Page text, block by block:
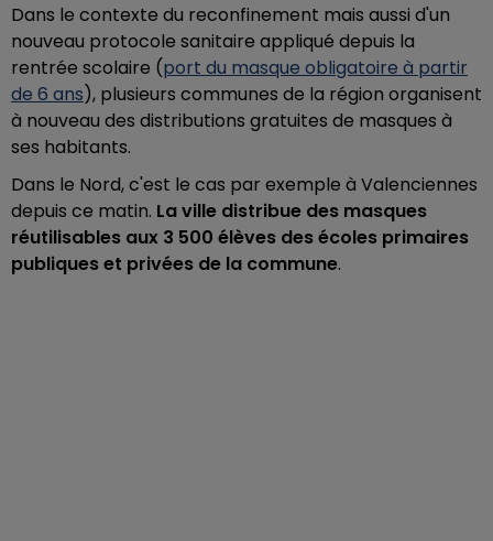
Dans le contexte du reconfinement mais aussi d'un
nouveau protocole sanitaire appliqué depuis la
rentrée scolaire (port du masque obligatoire à partir
de 6 ans), plusieurs communes de la région organisent
à nouveau des distributions gratuites de masques à
ses habitants.
Dans le Nord, c'est le cas par exemple à Valenciennes
depuis ce matin. La ville distribue des masques
réutilisables aux 3 500 élèves des écoles primaires
publiques et privées de la commune.